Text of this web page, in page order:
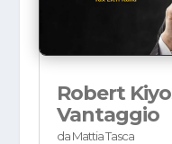
Robert
Vantaggio
daMattia Tasca